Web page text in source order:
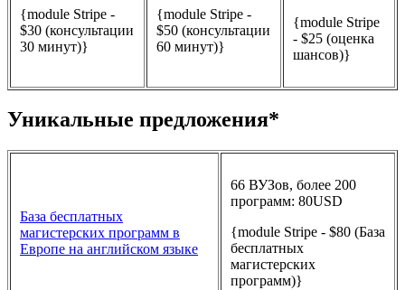
{module Stripe -
$30 (консультации
30 минут)}
{module Stripe -
$50 (консультации
60 минут)}
{module Stripe
- $25 (оценка
шансов)}
Уникальные предложения*
База бесплатных
магистерских программ в
Европе на английском языке
66 ВУЗов, более 200
программ: 80USD
{module Stripe - $80 (База
бесплатных
магистерских
программ)}